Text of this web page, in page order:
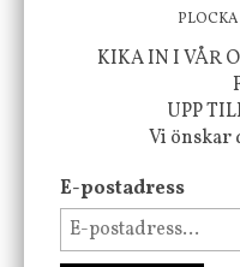
FÖLJ OSS PÅ
PLOCKA
KIKA IN I VÅR
UPP
Vi önskar
E-postadress